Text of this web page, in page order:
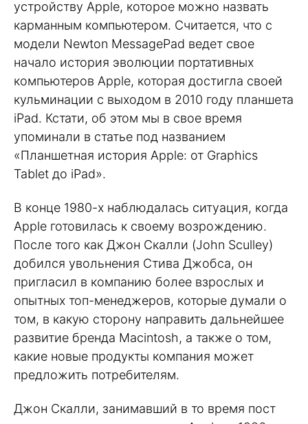
устройству Apple, которое можно назвать
карманным компьютером. Считается, что с
модели Newton MessagePad ведет свое
начало история эволюции портативных
компьютеров Apple, которая достигла своей
кульминации с выходом в 2010 году планшета
iPad. Кстати, об этом мы в свое время
упоминали в статье под названием
«Планшетная история Apple: от Graphics
Tablet до iPad».
В конце 1980-х наблюдалась ситуация, когда
Apple готовилась к своему возрождению.
После того как Джон Скалли (John Sculley)
добился увольнения Стива Джобса, он
пригласил в компанию более взрослых и
опытных топ-менеджеров, которые думали о
том, в какую сторону направить дальнейшее
развитие бренда Macintosh, а также о том,
какие новые продукты компания может
предложить потребителям.
Джон Скалли, занимавший в то время пост